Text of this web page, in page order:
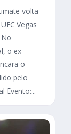
volta
Vegas
o ex-
o
pelo
Evento:...